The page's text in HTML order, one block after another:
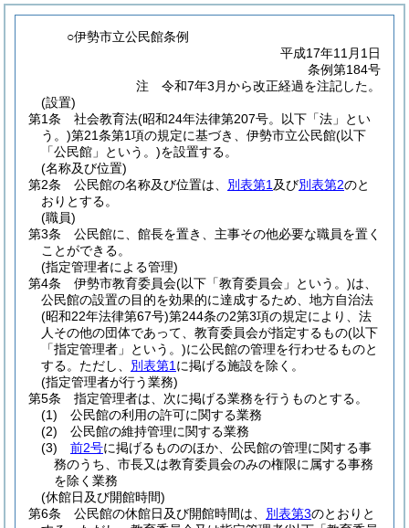
○伊勢市立公民館条例
平成17年11月1日
条例第184号
注 令和7年3月から改正経過を注記した。
(設置)
第1条
社会教育法(昭和24年法律第207号。以下「法」とい
う。)第21条第1項の規定に基づき、伊勢市立公民館(以下
「公民館」という。)を設置する。
(名称及び位置)
第2条
公民館の名称及び位置は、 別表第1 及び別表第2のと
おりとする。
(職員)
第3条
公民館に、館長を置き、主事その他必要な職員を置く
ことができる。
(指定管理者による管理)
第4条
伊勢市教育委員会(以下「教育委員会」という。)は、
公民館の設置の目的を効果的に達成するため、地方自治法
(昭和22年法律第67号)第244条の2第3項の規定により、法
人その他の団体であって、教育委員会が指定するもの(以下
「指定管理者」という。)に公民館の管理を行わせるものと
する。 ただし、 別表第1 に掲げる施設を除く。
(指定管理者が行う業務)
第5条
指定管理者は、次に掲げる業務を行うものとする。
(1)
公民館の利用の許可に関する業務
(2)
公民館の維持管理に関する業務
(3)
前2号に掲げるもののほか、公民館の管理に関する事
務のうち、市長又は教育委員会のみの権限に属する事務
を除く業務
(休館日及び開館時間)
第6条
公民館の休館日及び開館時間は、 別表第3のとおりと